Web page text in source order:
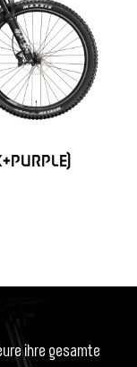
ihre gesamte